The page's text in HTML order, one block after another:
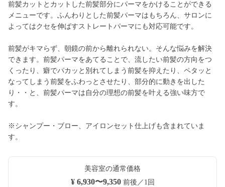
前髪カットとカットした前髪部分にパーマをかけることができる
メニューです。ふんわりとした前髪パーマはもちろん、サロンに
よってはクセを伸ばすストレートパーマにも対応可能です。
前髪がキマらず、朝鏡の前から離れられない。そんな悩みを解決
できます。前髪パーマをあてることで、流したい前髪の方向をつ
くったり、癖でパカッと別れてしまう前髪を抑えたり、ペタッと
なってしまう前髪をふわっとさせたり、部分的に動きを出した
り・・と、前髪パーマは自分の理想の前髪を叶える強い味方で
す。
※シャンプー・ブロー、アイロンセット仕上げも含まれていま
す。
美容室の通常価格
¥ 6,930〜9,350前後／1回